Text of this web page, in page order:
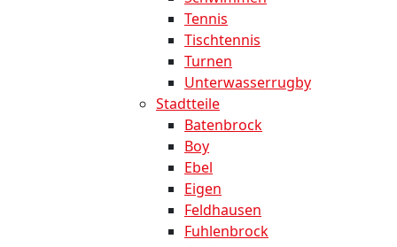
Tennis
Tischtennis
Turnen
Unterwasserrugby
Stadtteile
Batenbrock
Boy
Ebel
Eigen
Feldhausen
Fuhlenbrock